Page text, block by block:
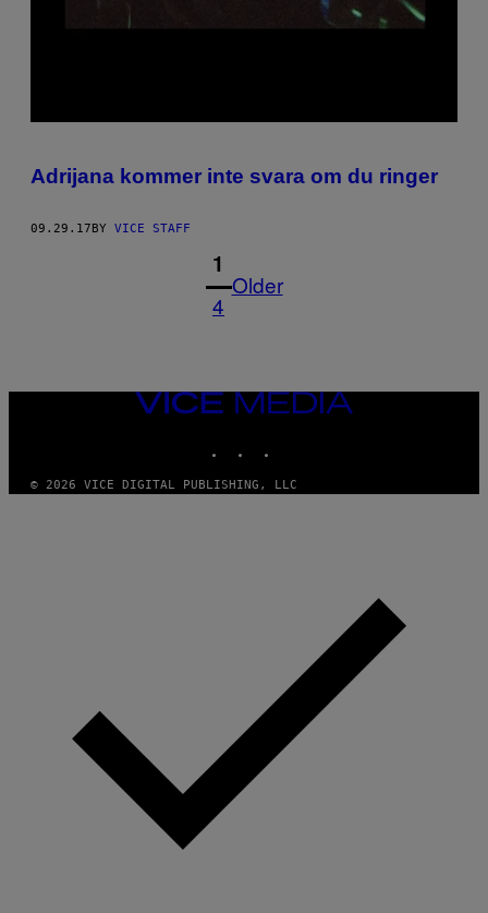
Adrijana kommer inte svara om du ringer
09.29.17BY VICE STAFF
1
4
Older
VICE
MEDIA
© 2026 VICE DIGITAL PUBLISHING, LLC